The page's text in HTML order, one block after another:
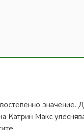
значение.
Катрин Макс